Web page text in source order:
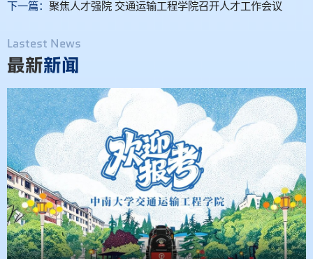
下一篇： 聚焦人才强院 交通运输工程学院召开人才工作会议
Lastest News
最新新闻